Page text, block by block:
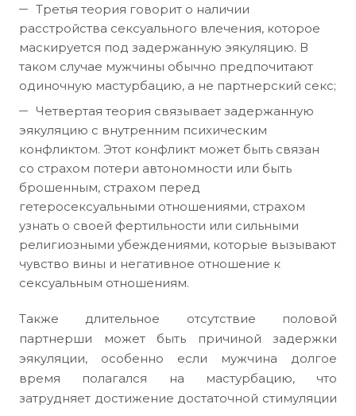
Третья теория говорит о наличии
расстройства сексуального влечения, которое
маскируется под задержанную эякуляцию. В
таком случае мужчины обычно предпочитают
одиночную мастурбацию, а не партнерский секс;
Четвертая теория связывает задержанную
эякуляцию с внутренним психическим
конфликтом. Этот конфликт может быть связан
со страхом потери автономности или быть
брошенным, страхом перед
гетеросексуальными отношениями, страхом
узнать о своей фертильности или сильными
религиозными убеждениями, которые вызывают
чувство вины и негативное отношение к
сексуальным отношениям.
Также длительное отсутствие половой
партнерши может быть причиной задержки
эякуляции, особенно если мужчина долгое
время полагался на мастурбацию, что
затрудняет достижение достаточной стимуляции